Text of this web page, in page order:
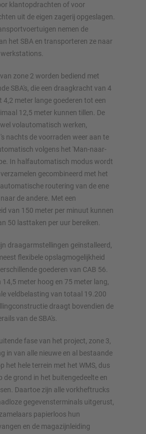
klantopdrachten of voor
uit de eigen zagerij opgeslagen.
nemen de
het SBA en transporteren ze naar
zone 2 worden bediend met
SBA's, die een draagkracht van 4
4,2 meter lange goederen tot een
12,5 meter kunnen tillen. De
volautomatisch werken,
nachts de voorraden weer aan te
volgens het 'Man-naar-
In halfautomatisch modus wordt
gecombineerd met het
routering van de ene
de andere. Met een
van 150 meter per minuut kunnen
50 lasttaken per uur bereiken.
draagarmstellingen geïnstalleerd,
flexibele opslagmogelijkheid
goederen van CAB 56.
14,5 meter hoog en 75 meter lang,
veldbelasting van totaal 19.200
draagt bovendien de
van de SBA's.
fase van het project, zone 3,
in van alle nieuwe en al bestaande
het hele terrein met het WMS, dus
de grond in het buitengedeelte en
Daartoe zijn alle vorkheftrucks
gegevensterminals uitgerust,
papierloos hun
en de magazijnleiding